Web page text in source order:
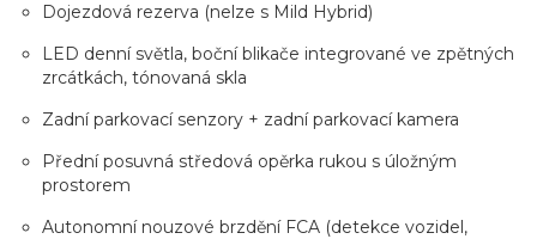
Dojezdová rezerva (nelze s Mild Hybrid)
LED denní světla, boční blikače integrované ve zpětných
zrcátkách, tónovaná skla
Zadní parkovací senzory + zadní parkovací kamera
Přední posuvná středová opěrka rukou s úložným
prostorem
Autonomní nouzové brzdění FCA (detekce vozidel,